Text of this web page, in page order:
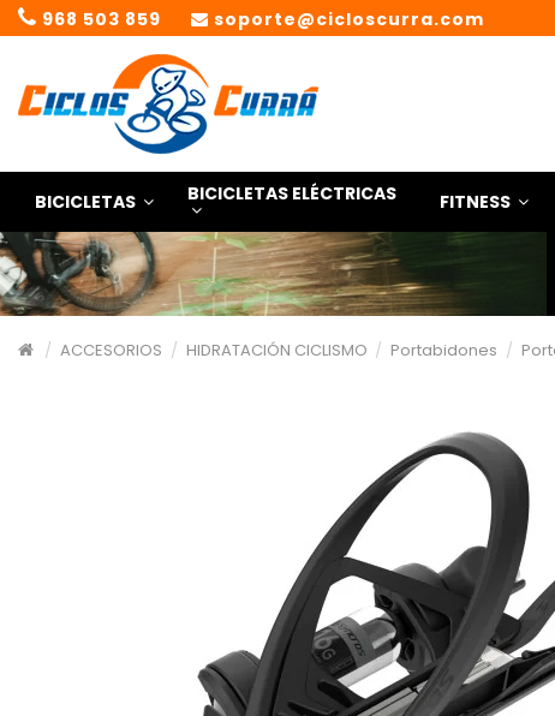
968 503 859 soporte@cicloscurra.com
BICICLETAS BICICLETAS ELÉCTRICAS FITNESS
ACCESORIOS HIDRATACIÓN CICLISMO Portabidones